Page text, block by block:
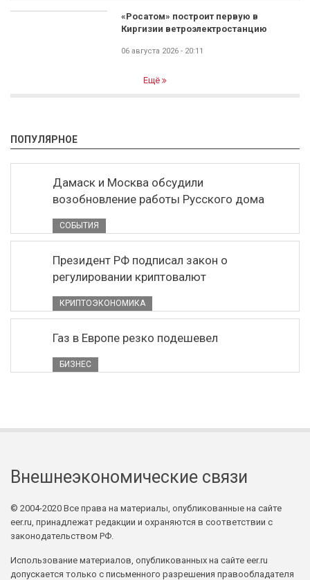
«Росатом» построит первую в
Киргизии ветроэлектростанцию
06 августа 2026 - 20:11
Ещё
ПОПУЛЯРНОЕ
Дамаск и Москва обсудили
возобновление работы Русского дома
СОБЫТИЯ
Президент РФ подписал закон о
регулировании криптовалют
КРИПТОЭКОНОМИКА
Газ в Европе резко подешевел
БИЗНЕС
Внешнеэкономические связи
© 2004-2020 Все права на материалы, опубликованные на сайте
eer.ru, принадлежат редакции и охраняются в соответствии с
законодательством РФ.
Использование материалов, опубликованных на сайте eer.ru
допускается только с письменного разрешения правообладателя